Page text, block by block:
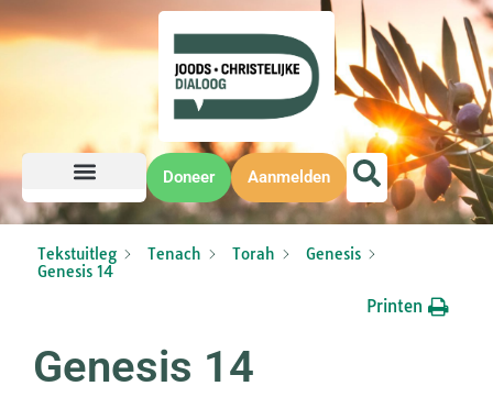
Doneer Aanmelden
Tekstuitleg Tenach Torah
Genesis
Genesis 14
Printen
Genesis 14